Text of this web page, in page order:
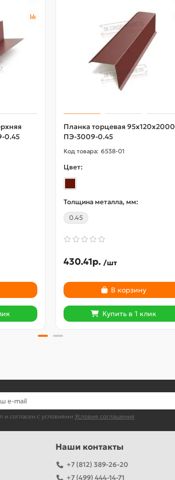
0.45
Планка торцевая 95х120х2000
ПЭ-3009-0.45
6538-01
Цвет:
Толщина металла, мм:
0.45
430.41р. /шт
В корзину
Купить в 1 клик
и согласен с условиями Условия соглашения
Наши контакты
+7 (812) 389-26-20
+7 (499) 444-14-71